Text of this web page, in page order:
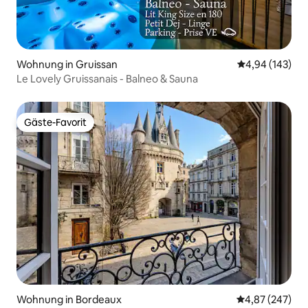
Wohnung in Gruissan
4,94 (143)
Le Lovely Gruissanais - Balneo & Sauna
Gäste-Favorit
Gäste-Favorit
Wohnung in Bordeaux
4,87 (247)